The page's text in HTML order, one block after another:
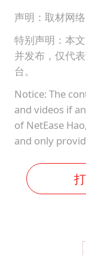
声明：取材网
特别声明：本
并发布，仅代
台。
Notice: The
and videos if
of NetEase
and only